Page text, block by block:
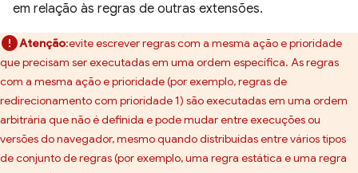
em relação às regras de outras extensões.
Atenção:evite escrever regras com a mesma ação e prioridade
que precisam ser executadas em uma ordem específica. As regras
com a mesma ação e prioridade (por exemplo, regras de
redirecionamento com prioridade 1) são executadas em uma ordem
arbitrária que não é definida e pode mudar entre execuções ou
versões do navegador, mesmo quando distribuídas entre vários tipos
de conjunto de regras (por exemplo, uma regra estática e uma regra